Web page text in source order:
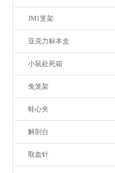
JM1笼架
亚克力标本盒
小鼠处死箱
兔笼架
蛙心夹
解剖台
取血针